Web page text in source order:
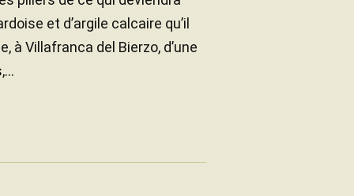
et d’argile calcaire qu’il
Villafranca del Bierzo, d’une